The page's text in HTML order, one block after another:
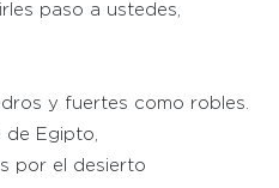
paso a ustedes,
y fuertes como robles.
de Egipto,
por el desierto